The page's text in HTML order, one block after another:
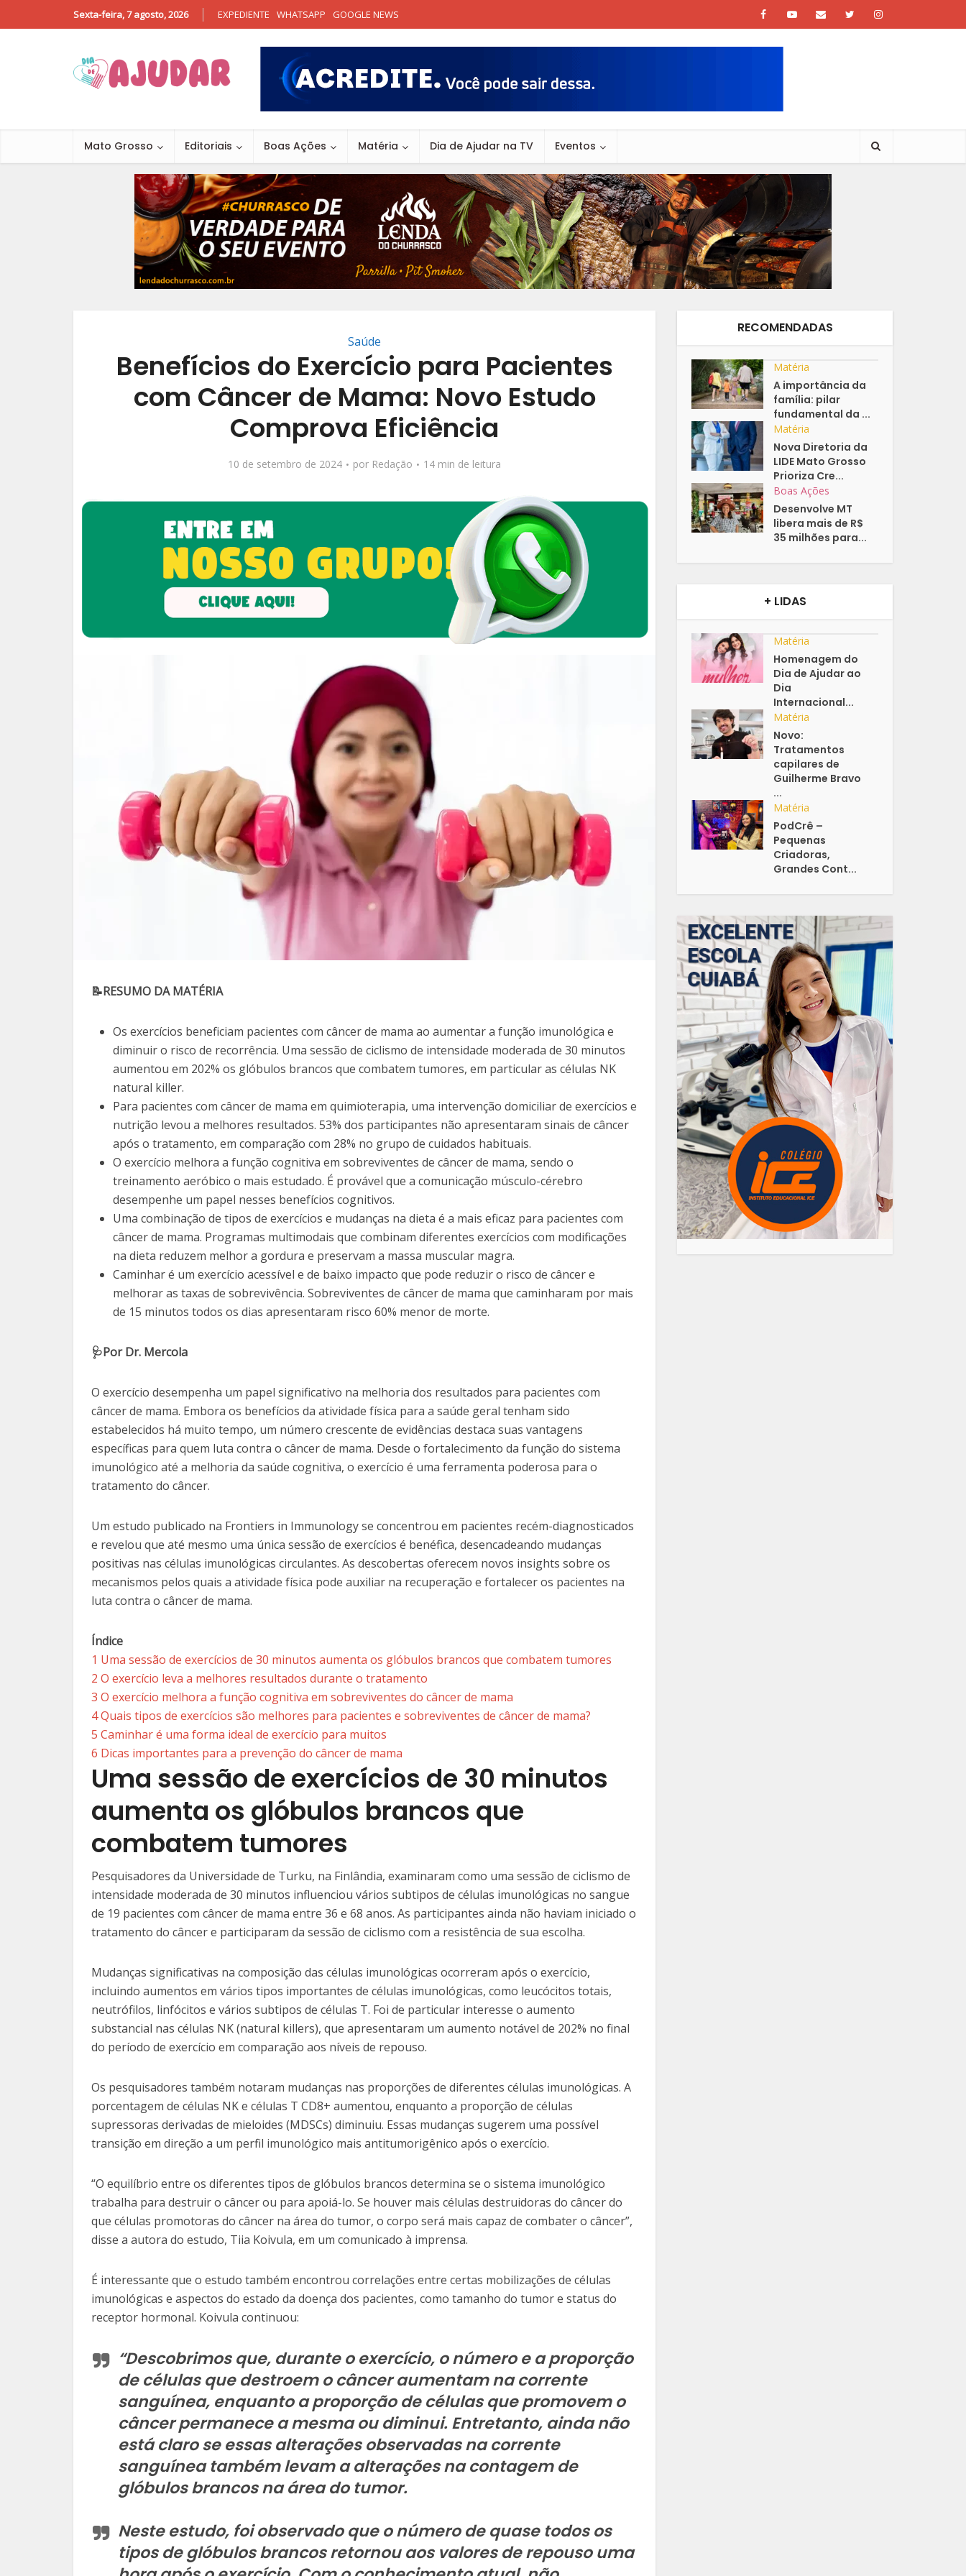
Sexta-feira, 7 agosto, 2026 EXPEDIENTE WHATSAPP GOOGLE NEWS
Mato Grosso Editoriais Boas Ações Matéria Dia de Ajudar na TV Eventos
Saúde
Benefícios do Exercício para Pacientes
com Câncer de Mama: Novo Estudo
Comprova Eficiência
10 de setembro de 2024 por Redação 14 min de leitura
📝RESUMO DA MATÉRIA
Os exercícios beneficiam pacientes com câncer de mama ao aumentar a função imunológica e
diminuir o risco de recorrência. Uma sessão de ciclismo de intensidade moderada de 30 minutos
aumentou em 202% os glóbulos brancos que combatem tumores, em particular as células NK
natural killer.
Para pacientes com câncer de mama em quimioterapia, uma intervenção domiciliar de exercícios e
nutrição levou a melhores resultados. 53% dos participantes não apresentaram sinais de câncer
após o tratamento, em comparação com 28% no grupo de cuidados habituais.
O exercício melhora a função cognitiva em sobreviventes de câncer de mama, sendo o
treinamento aeróbico o mais estudado. É provável que a comunicação músculo-cérebro
desempenhe um papel nesses benefícios cognitivos.
Uma combinação de tipos de exercícios e mudanças na dieta é a mais eficaz para pacientes com
câncer de mama. Programas multimodais que combinam diferentes exercícios com modificações
na dieta reduzem melhor a gordura e preservam a massa muscular magra.
Caminhar é um exercício acessível e de baixo impacto que pode reduzir o risco de câncer e
melhorar as taxas de sobrevivência. Sobreviventes de câncer de mama que caminharam por mais
de 15 minutos todos os dias apresentaram risco 60% menor de morte.
🩺Por Dr. Mercola
O exercício desempenha um papel significativo na melhoria dos resultados para pacientes com
câncer de mama. Embora os benefícios da atividade física para a saúde geral tenham sido
estabelecidos há muito tempo, um número crescente de evidências destaca suas vantagens
específicas para quem luta contra o câncer de mama. Desde o fortalecimento da função do sistema
imunológico até a melhoria da saúde cognitiva, o exercício é uma ferramenta poderosa para o
tratamento do câncer.
Um estudo publicado na Frontiers in Immunology se concentrou em pacientes recém-diagnosticados
e revelou que até mesmo uma única sessão de exercícios é benéfica, desencadeando mudanças
positivas nas células imunológicas circulantes. As descobertas oferecem novos insights sobre os
mecanismos pelos quais a atividade física pode auxiliar na recuperação e fortalecer os pacientes na
luta contra o câncer de mama.
Índice
1 Uma sessão de exercícios de 30 minutos aumenta os glóbulos brancos que combatem tumores
2 O exercício leva a melhores resultados durante o tratamento
3 O exercício melhora a função cognitiva em sobreviventes do câncer de mama
4Quais tipos de exercícios são melhores para pacientes e sobreviventes de câncer de mama?
5 Caminhar é uma forma ideal de exercício para muitos
6 Dicas importantes para a prevenção do câncer de mama
Uma sessão de exercícios de 30 minutos
aumenta os glóbulos brancos que
combatem tumores
Pesquisadores da Universidade de Turku, na Finlândia, examinaram como uma sessão de ciclismo de
intensidade moderada de 30 minutos influenciou vários subtipos de células imunológicas no sangue
de 19 pacientes com câncer de mama entre 36 e 68 anos. As participantes ainda não haviam iniciado o
tratamento do câncer e participaram da sessão de ciclismo com a resistência de sua escolha.
Mudanças significativas na composição das células imunológicas ocorreram após o exercício,
incluindo aumentos em vários tipos importantes de células imunológicas, como leucócitos totais,
neutrófilos, linfócitos e vários subtipos de células T. Foi de particular interesse o aumento
substancial nas células NK (natural killers), que apresentaram um aumento notável de 202% no final
do período de exercício em comparação aos níveis de repouso.
Os pesquisadores também notaram mudanças nas proporções de diferentes células imunológicas. A
porcentagem de células NK e células T CD8+ aumentou, enquanto a proporção de células
supressoras derivadas de mieloides (MDSCs) diminuiu. Essas mudanças sugerem uma possível
transição em direção a um perfil imunológico mais antitumorigênico após o exercício.
“O equilíbrio entre os diferentes tipos de glóbulos brancos determina se o sistema imunológico
trabalha para destruir o câncer ou para apoiá-lo. Se houver mais células destruidoras do câncer do
que células promotoras do câncer na área do tumor, o corpo será mais capaz de combater o câncer”,
disse a autora do estudo, Tiia Koivula, em um comunicado à imprensa.
É interessante que o estudo também encontrou correlações entre certas mobilizações de células
imunológicas e aspectos do estado da doença dos pacientes, como tamanho do tumor e status do
receptor hormonal. Koivula continuou:
“Descobrimos que, durante o exercício, o número e a proporção
de células que destroem o câncer aumentam na corrente
sanguínea, enquanto a proporção de células que promovem o
câncer permanece a mesma ou diminui. Entretanto, ainda não
está claro se essas alterações observadas na corrente
sanguínea também levam a alterações na contagem de
glóbulos brancos na área do tumor.
Neste estudo, foi observado que o número de quase todos os
tipos de glóbulos brancos retornou aos valores de repouso uma
RECOMENDADAS
Matéria
A importância da
família: pilar
fundamental da ...
Matéria
Nova Diretoria da
LIDE Mato Grosso
Prioriza Cre...
Boas Ações
Desenvolve MT
libera mais de R$
35 milhões para...
+ LIDAS
Matéria
Homenagem do
Dia de Ajudar ao
Dia
Internacional...
Matéria
Novo:
Tratamentos
capilares de
Guilherme Bravo
...
Matéria
PodCrê –
Pequenas
Criadoras,
Grandes Cont...